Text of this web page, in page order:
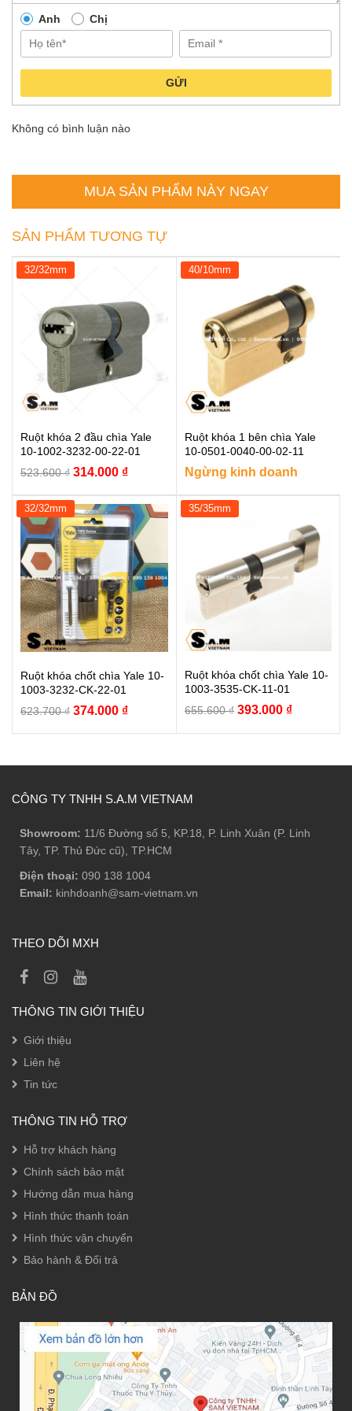
Anh Chị
GỬI
Không có bình luận nào
MUA SẢN PHẨM NÀY NGAY
SẢN PHẨM TƯƠNG TỰ
32/32mm
Ruột khóa 2 đầu chìa Yale
10-1002-3232-00-22-01
523.600₫ Giá
là:
523.600 ₫.
314.000 ₫Giá
tại
là:
314.000 ₫.
40/10mm
Ruột khóa 1 bên chìa Yale
10-0501-0040-00-02-11
Ngừng kinh doanh
32/32mm
Ruột khóa chốt chìa Yale 10-
1003-3232-CK-22-01
623.700₫ Giá
374.000 ₫Giá
35/35mm
Ruột khóa chốt chìa Yale 10-
1003-3535-CK-11-01
655.600₫ Giá
393.000 ₫Giá
CÔNG TY TNHH S.A.M VIETNAM
Showroom: 11/6 Đường số 5, KP.18, P. Linh Xuân (P. Linh
Tây, TP. Thủ Đức cũ), TP.HCM
Điện thoại: 090 138 1004
Email: kinhdoanh@sam-vietnam.vn
THEO DÕI MXH
THÔNG TIN GIỚI THIỆU
Giới thiệu
Liên hệ
Tin tức
THÔNG TIN HỖ TRỢ
Hỗ trợ khách hàng
Chính sách bảo mật
Hướng dẫn mua hàng
Hình thức thanh toán
Hình thức vận chuyển
Bảo hành & Đổi trả
BẢN ĐỒ